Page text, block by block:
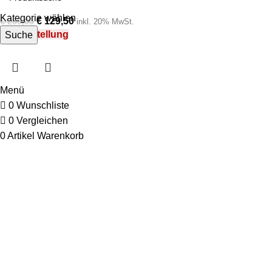
Kategorie wählen
Suche
€259,00 € 129,50 inkl. 20% MwSt.
Auf Bestellung
Menü
0 Wunschliste
0 Vergleichen
0Artikel Warenkorb